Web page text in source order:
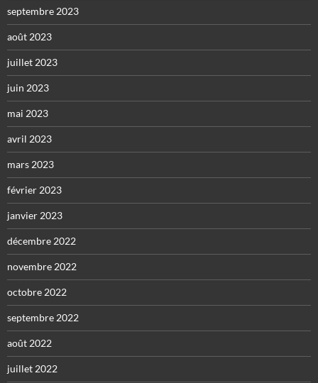
septembre 2023
août 2023
juillet 2023
juin 2023
mai 2023
avril 2023
mars 2023
février 2023
janvier 2023
décembre 2022
novembre 2022
octobre 2022
septembre 2022
août 2022
juillet 2022